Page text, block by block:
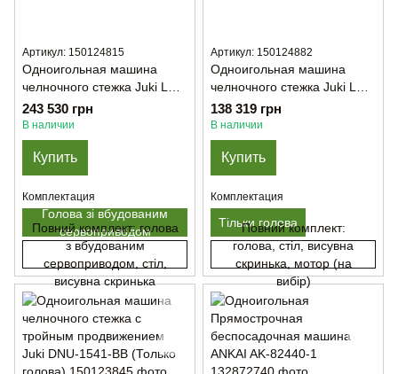
Артикул: 150124815
Одноигольная машина
челночного стежка Juki LU-
2810A-70BBS
243 530 грн
В наличии
Купить
Комплектация
Голова зі вбудованим
сервоприводом
Повний комплект: голова
з вбудованим
сервоприводом, стіл,
висувна скринька
Артикул: 150124882
Одноигольная машина
челночного стежка Juki LU-
2810AS
138 319 грн
В наличии
Купить
Комплектация
Тільки голова
Повний комплект:
голова, стіл, висувна
скринька, мотор (на
вибір)